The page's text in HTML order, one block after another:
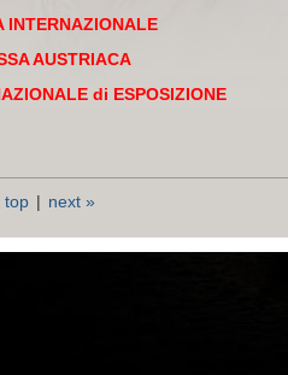
INTERNAZIONALE
AUSTRIACA
di ESPOSIZIONE
top | next »